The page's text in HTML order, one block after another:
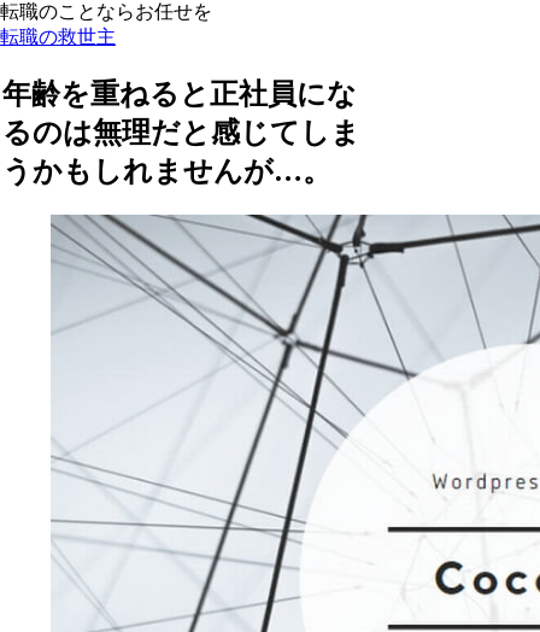
転職のことならお任せを
転職の救世主
年齢を重ねると正社員にな
るのは無理だと感じてしま
うかもしれませんが…。